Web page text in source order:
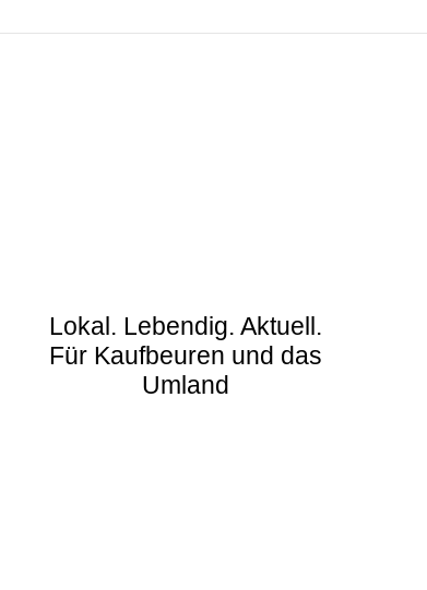
Lokal. Lebendig. Aktuell.
Für Kaufbeuren und das
Umland